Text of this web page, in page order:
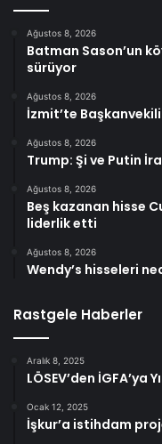
Ağustos 8, 2026
Batman Sason’un
sürüyor
Ağustos 8, 2026
İzmit’te
Ağustos 8, 2026
Trump: Şi ve Putin
Ağustos 8, 2026
Beş kazanan hisse
liderlik etti
Ağustos 8, 2026
Wendy’s hisseleri
Rastgele Haberler
Aralık 8, 2025
LÖSEV’den İGFA’ya
Ocak 12, 2025
İşkur’a istihdam